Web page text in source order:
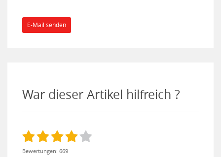
E-Mail senden
War dieser Artikel hilfreich ?
Bewertungen: 669